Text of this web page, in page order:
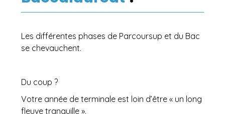
Les différentes phases de Parcoursup et du Bac
se chevauchent.
Du coup ?
Votre année de terminale est loin d’être « un long
fleuve tranquille ».